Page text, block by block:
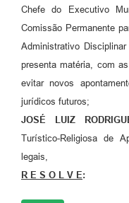
Contato
FAQ
Chefe do Executivo
Comissão Permanente
Administrativo
presenta matéria, com
evitar novos
jurídicos futuros;
JOSÉ LUIZ
Turístico-Religiosa de
legais,
R E S O L V E: